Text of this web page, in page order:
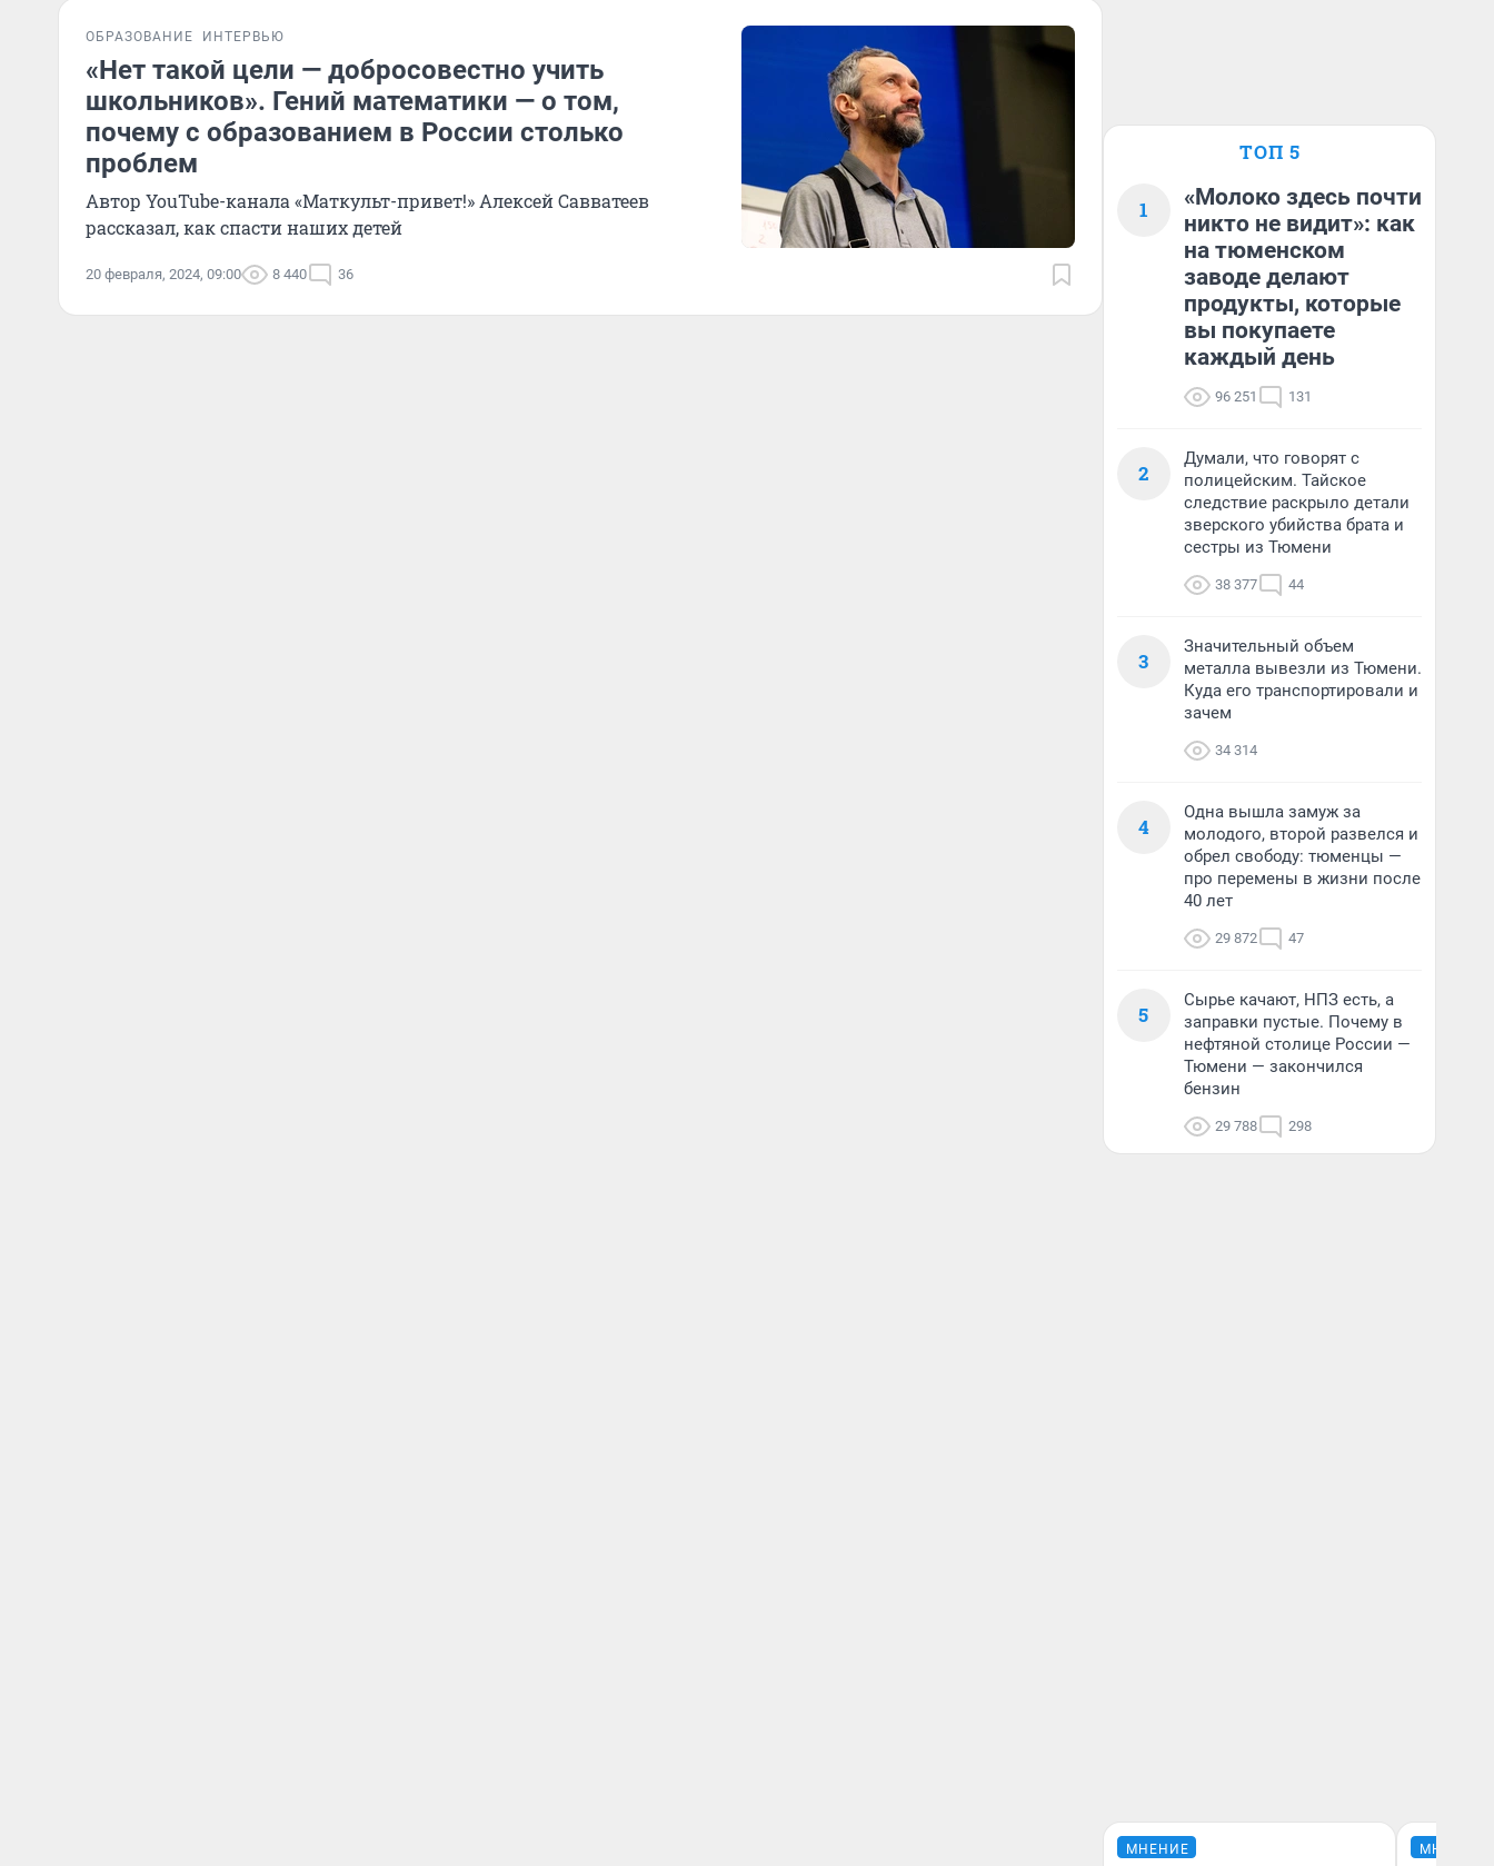
ОБРАЗОВАНИЕ ИНТЕРВЬЮ
«Нет такой цели — добросовестно учить
школьников». Гений математики — о том,
почему с образованием в России столько
проблем
Автор YouTube-канала «Маткульт-привет!» Алексей Савватеев
рассказал, как спасти наших детей
20 февраля, 2024, 09:00 8 440 36
ТОП 5
1
«Молоко здесь почти
никто не видит»: как
на тюменском
заводе делают
продукты, которые
вы покупаете
каждый день
96 251 131
2
Думали, что говорят с
полицейским. Тайское
следствие раскрыло детали
зверского убийства брата и
сестры из Тюмени
38 377 44
3
Значительный объем
металла вывезли из Тюмени.
Куда его транспортировали и
зачем
34 314
4
Одна вышла замуж за
молодого, второй развелся и
обрел свободу: тюменцы —
про перемены в жизни после
40 лет
29 872 47
5
Сырье качают, НПЗ есть, а
заправки пустые. Почему в
нефтяной столице России —
Тюмени — закончился
бензин
29 788 298
МНЕНИЕ МНЕНИЕ